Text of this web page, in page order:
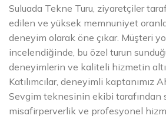
Suluada Tekne Turu, ziyaretçiler
edilen ve yüksek memnuniyet
deneyim olarak öne çıkar. Müşteri
incelendiğinde, bu özel turun
deneyimlerin ve kaliteli hizmetin
Katılımcılar, deneyimli kaptanımız
Sevgim teknesinin ekibi tarafından
misafirperverlik ve profesyonel